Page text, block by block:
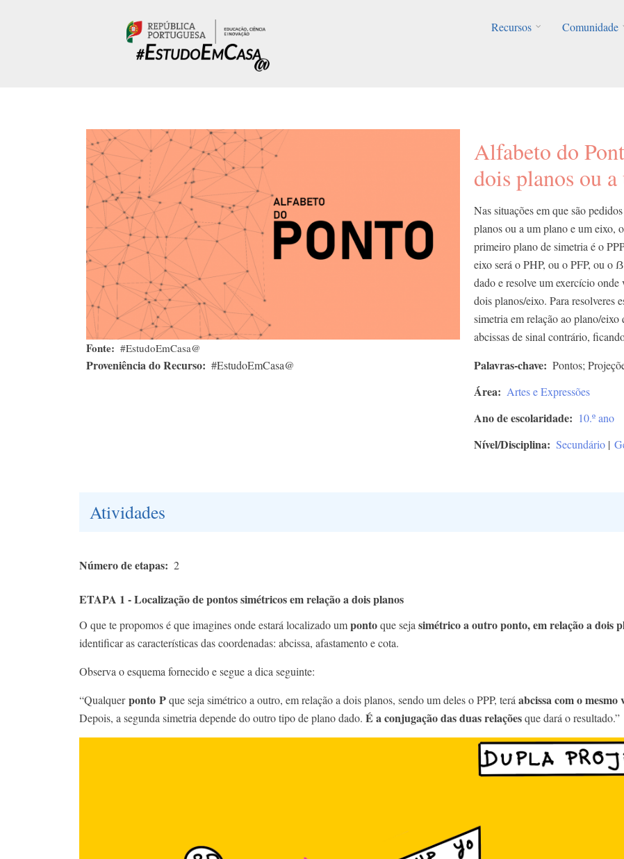
Recursos
Comunidade
Fonte #EstudoEmCasa@
Proveniência do Recurso #EstudoEmCasa@
Alfabeto do
dois planos ou
Nas situações em que são
planos ou a um plano e um eixo,
primeiro plano de simetria é o
eixo será o PHP, ou o PFP, ou o ẞ
dado e resolve um exercício
dois planos/eixo. Para resolveres
simetria em relação ao plano/
abcissas de sinal contrário,
Palavras-chave Pontos;
Área Artes e Expressões
Ano de escolaridade 10.º ano
Nível/Disciplina Secundário |
Atividades
Número de etapas 2
ETAPA 1 - Localização de pontos simétricos em relação a dois planos
O que te propomos é que imagines onde estará localizado umpontoque seja simétrico a outro ponto, em relação a dois
identificar as características das coordenadas: abcissa, afastamento e cota.
Observa o esquema fornecido e segue a dica seguinte:
“Qualquerponto Pque seja simétrico a outro, em relação a dois planos, sendo um deles o PPP, terá abcissa com o
Depois, a segunda simetria depende do outro tipo de plano dado. É a conjugação das duas relaçõesque dará o resultado.”